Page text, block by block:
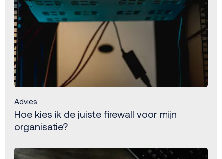
Advies
Hoe kies ik de juiste firewall voor mijn
organisatie?